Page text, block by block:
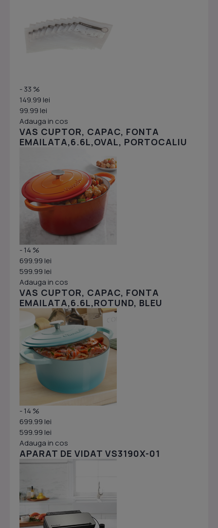
- 33 %
149.99 lei
99.99 lei
Adauga in cos
VAS CUPTOR, CAPAC, FONTA
EMAILATA,6.6L,OVAL, PORTOCALIU
- 14 %
699.99 lei
599.99 lei
Adauga in cos
VAS CUPTOR, CAPAC, FONTA
EMAILATA,6.6L,ROTUND, BLEU
- 14 %
699.99 lei
599.99 lei
Adauga in cos
APARAT DE VIDAT VS3190X-01